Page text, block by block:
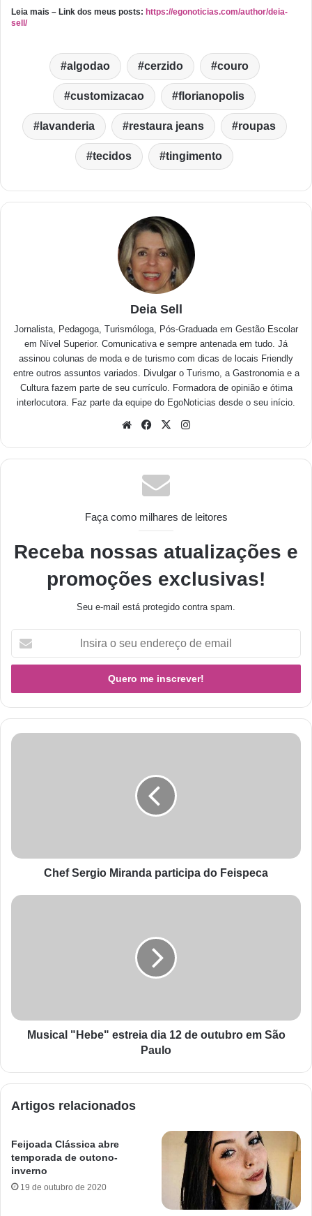
Leia mais – Link dos meus posts: https://egonoticias.com/author/deia-
sell/
algodao cerzido couro
customizacao florianopolis
lavanderia restaura jeans roupas
tecidos tingimento
Deia Sell
Jornalista, Pedagoga, Turismóloga, Pós-Graduada em Gestão Escolar
em Nível Superior. Comunicativa e sempre antenada em tudo. Já
assinou colunas de moda e de turismo com dicas de locais Friendly
entre outros assuntos variados. Divulgar o Turismo, a Gastronomia e a
Cultura fazem parte de seu currículo. Formadora de opinião e ótima
interlocutora. Faz parte da equipe do EgoNoticias desde o seu início.
Faça como milhares de leitores
Receba nossas atualizações e
promoções exclusivas!
Seu e-mail está protegido contra spam.
Chef Sergio Miranda participa do Feispeca
Musical "Hebe" estreia dia 12 de outubro em São
Paulo
Artigos relacionados
Feijoada Clássica abre
temporada de outono-
inverno
19 de outubro de 2020